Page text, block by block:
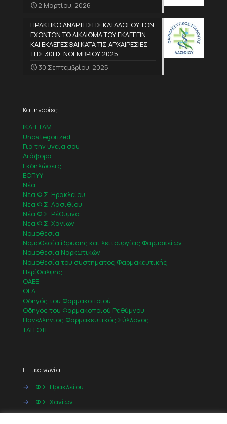
2 Μαρτίου, 2026
ΠΡΑΚΤΙΚΟ ΑΝΑΡΤΗΣΗΣ ΚΑΤΑΛΟΓΟΥ ΤΩΝ
ΕΧΟΝΤΩΝ ΤΟ ΔΙΚΑΙΩΜΑ ΤΟΥ ΕΚΛΕΓΕΙΝ
ΚΑΙ ΕΚΛΕΓΕΣΘΑΙ ΚΑΤΑ ΤΙΣ ΑΡΧΑΙΡΕΣΙΕΣ
ΤΗΣ 30ΗΣ ΝΟΕΜΒΡΙΟΥ 2025
30 Σεπτεμβρίου, 2025
Κατηγορίες
IKA-ETAM
Uncategorized
Για την υγεία σου
Διάφορα
Εκδηλώσεις
ΕΟΠΥΥ
Νέα
Νέα Φ.Σ. Ηρακλείου
Νέα Φ.Σ. Λασιθίου
Νέα Φ.Σ. Ρέθυμνο
Νέα Φ.Σ. Χανίων
Νομοθεσία
Νομοθεσία ίδρυσης και λειτουργίας Φαρμακείων
Νομοθεσία Ναρκωτικών
Νομοθεσία του συστήματος Φαρμακευτικής
Περίθαλψης
ΟΑΕΕ
ΟΓΑ
Οδηγός του Φαρμακοποιού
Οδηγός του Φαρμακοποιού Ρεθύμνου
Πανελλήνιος Φαρμακευτικός Σύλλογος
ΤΑΠ ΟΤΕ
Επικοινωνία
→
Φ.Σ. Ηρακλείου
→
Φ.Σ. Χανίων